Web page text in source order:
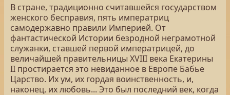
В стране, традиционно считавшейся государством
женского бесправия, пять императриц
самодержавно правили Империей. От
фантастической Истории безродной неграмотной
служанки, ставшей первой императрицей, до
величайшей правительницы XVIII века Екатерины
II простирается это невиданное в Европе Бабье
Царство. Их ум, их гордая воинственность, и,
наконец, их любовь... Это был последний век, когда